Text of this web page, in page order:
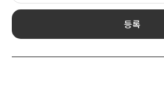
등록